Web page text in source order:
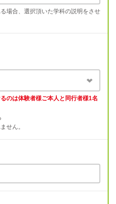
場合、選択頂いた学科の説明をさせ
のは体験者様ご本人と同行者様1名
せん。